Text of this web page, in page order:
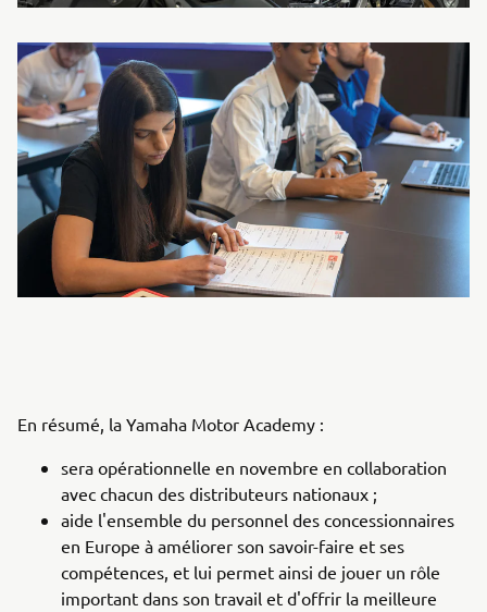
En résumé, la Yamaha Motor Academy :
sera opérationnelle en novembre en collaboration
avec chacun des distributeurs nationaux ;
aide l'ensemble du personnel des concessionnaires
en Europe à améliorer son savoir-faire et ses
compétences, et lui permet ainsi de jouer un rôle
important dans son travail et d'offrir la meilleure